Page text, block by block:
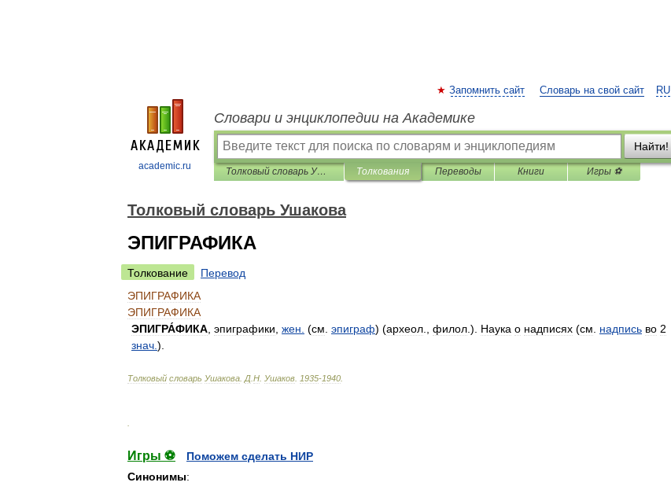
academic.ru
RU
Запомнить сайт Словарь на свой сайт
Словари и энциклопедии на Академике
Найти!
Толковый словарь Ушакова Толкования Переводы Книги Игры ⚽
Толковый словарь Ушакова
ЭПИГРАФИКА
Толкование
Перевод
ЭПИГРАФИКА
ЭПИГРАФИКА
ЭПИГРА́ФИКА эпиграфики жен (см эпиграф) (археол филол .). Наука о надписях (см надпись во 2
знач ).
Толковый словарь Ушакова Д Н Ушаков 1935-1940
Игры ⚽
Поможем сделать НИР
Синонимы: